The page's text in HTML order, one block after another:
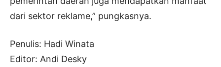
dari sektor reklame,” pungkasnya.
Penulis: Hadi Winata
Editor: Andi Desky